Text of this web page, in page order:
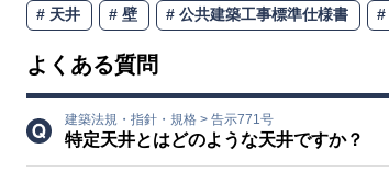
天井 壁 公共建築工事標準仕様書
よくある質問
建築法規・指針・規格 > 告示771号
特定天井とはどのような天井ですか？